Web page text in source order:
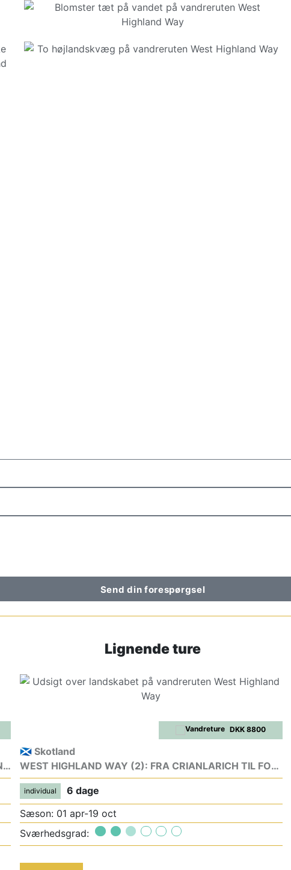
Send din forespørgsel
Lignende ture
WEST HIGHLAND WAY (1): FRA MILNGAVIE TIL CRIANLARICH
DKK 8800
🏴󠁧󠁢󠁳󠁣󠁴󠁿 Skotland
WEST HIGHLAND WAY (2): FRA CRIANLARICH TIL FORT WILLIAM
individual
6 dage
Sæson: 01 apr-19 oct
Sværhedsgrad: